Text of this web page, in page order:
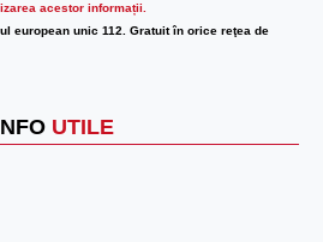
acestor informații.
european unic 112. Gratuit în orice reţea de
UTILE